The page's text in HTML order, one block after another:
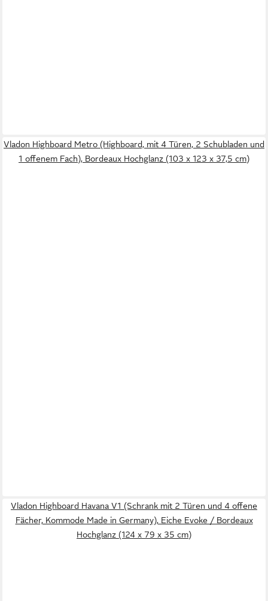
Vladon Highboard Metro (Highboard, mit 4 Türen, 2 Schubladen und
1 offenem Fach), Bordeaux Hochglanz (103 x 123 x 37,5 cm)
Vladon Highboard Havana V1 (Schrank mit 2 Türen und 4 offene
Fächer, Kommode Made in Germany), Eiche Evoke / Bordeaux
Hochglanz (124 x 79 x 35 cm)